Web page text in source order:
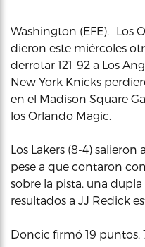
Washington (EFE).- Los
dieron este miércoles
derrotar 121-92 a Los
New York Knicks
en el Madison Square
los Orlando Magic.
Los Lakers (8-4)
pese a que contaron
sobre la pista, una
resultados a JJ Redick
Doncic firmó 19 puntos,